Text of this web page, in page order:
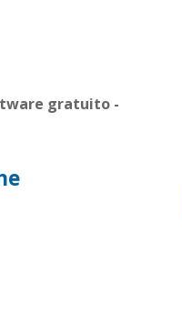
gratuito -